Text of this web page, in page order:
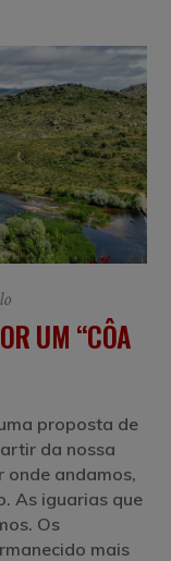
UM “CÔA
proposta de
da nossa
onde andamos,
As iguarias que
Os
mais